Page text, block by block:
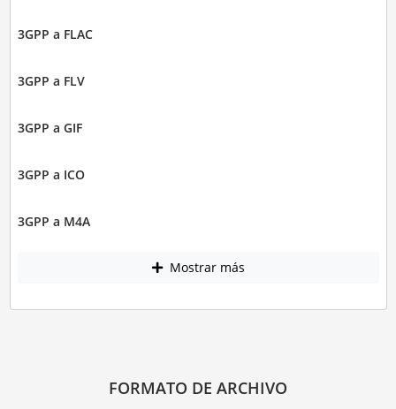
3GPP a FLAC
3GPP a FLV
3GPP a GIF
3GPP a ICO
3GPP a M4A
Mostrar más
FORMATO DE ARCHIVO